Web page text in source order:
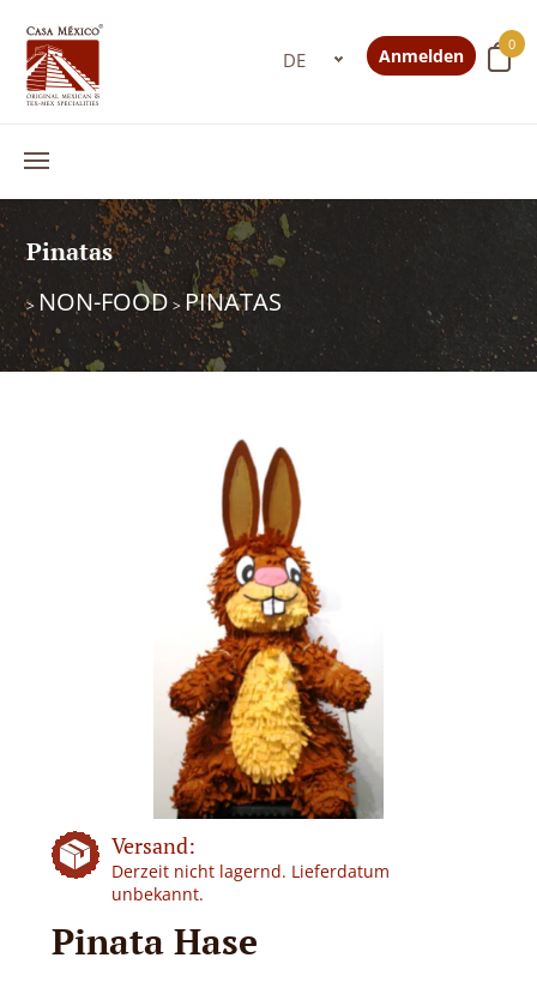
0
Anmelden
Pinatas
> NON-FOOD>PINATAS
Versand:
Derzeit nicht lagernd. Lieferdatum
unbekannt.
Pinata Hase